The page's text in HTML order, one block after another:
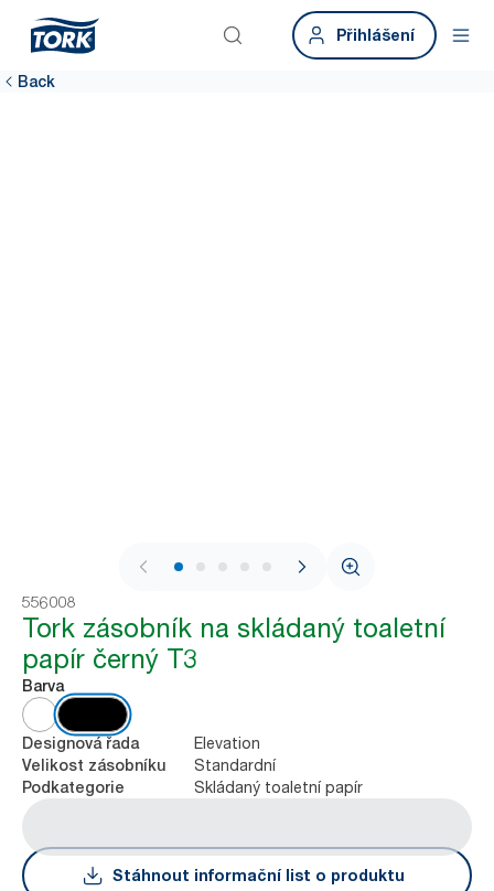
Přihlášení
Back
1 / 7
556008
Tork zásobník na skládaný toaletní
papír černý T3
Barva
Designová řada Elevation
Velikost zásobníku Standardní
Podkategorie Skládaný toaletní papír
Stáhnout informační list o produktu